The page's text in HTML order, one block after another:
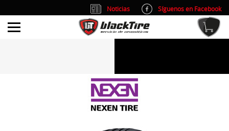
Noticias
Síguenos en Facebook
info@blacktire.es
Atención al cliente: L/V 9:00-14:00 y 15:00-19:00